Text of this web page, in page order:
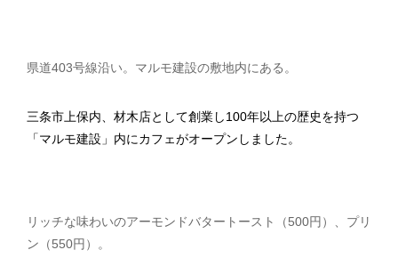
県道403号線沿い。マルモ建設の敷地内にある。
三条市上保内、材木店として創業し100年以上の歴史を持つ
「マルモ建設」内にカフェがオープンしました。
リッチな味わいのアーモンドバタートースト（500円）、プリ
ン（550円）。